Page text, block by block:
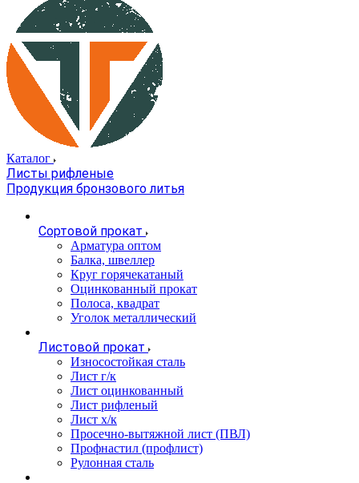
Каталог
Листы рифленые
Продукция бронзового литья
Сортовой прокат
Арматура оптом
Балка, швеллер
Круг горячекатаный
Оцинкованный прокат
Полоса, квадрат
Уголок металлический
Листовой прокат
Износостойкая сталь
Лист г/к
Лист оцинкованный
Лист рифленый
Лист х/к
Просечно-вытяжной лист (ПВЛ)
Профнастил (профлист)
Рулонная сталь